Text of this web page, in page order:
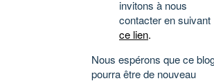
invitons à nous
contacter en suivant
ce lien.
Nous espérons que ce
pourra être de nouveau